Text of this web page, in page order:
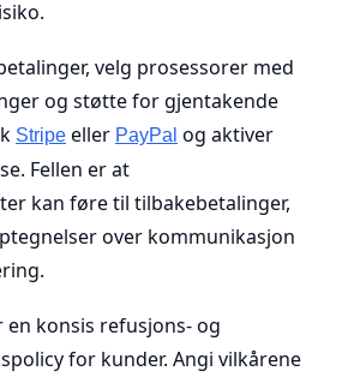
velg prosessorer med
og støtte for gjentakende
Stripe eller PayPal og aktiver
Fellen er at
kan føre til tilbakebetalinger,
over kommunikasjon
en konsis refusjons- og
for kunder. Angi vilkårene